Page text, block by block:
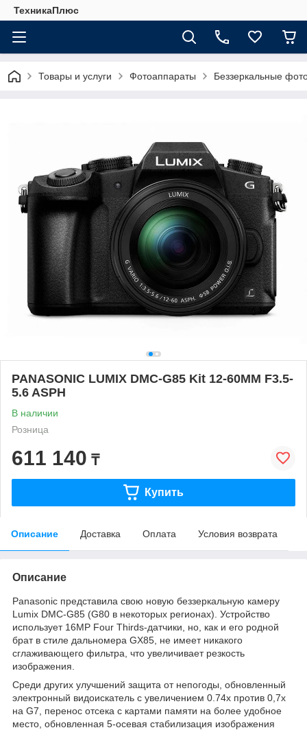
ТехникаПлюс
Товары и услуги Фотоаппараты Беззеркальные
PANASONIC LUMIX DMC-G85 Kit 12-60MM F3.5-
5.6 ASPH
В наличии
Розница
611 140 ₸
Купить
Описание Доставка Оплата Условия возврата
Описание
Panasonic представила свою новую беззеркальную камеру
Lumix DMC-G85 (G80 в некоторых регионах). Устройство
использует 16MP Four Thirds-датчики, но, как и его родной
брат в стиле дальномера GX85, не имеет никакого
сглаживающего фильтра, что увеличивает резкость
изображения.
Среди других улучшений защита от непогоды, обновленный
электронный видоискатель с увеличением 0.74x против 0,7х
на G7, перенос отсека с картами памяти на более удобное
место, обновленная 5-осевая стабилизация изображения